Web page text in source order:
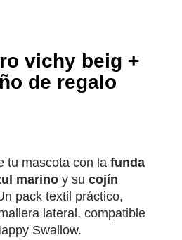
vichy beig +
de regalo
tu mascota con la funda
marino y su cojín
pack textil práctico,
lateral, compatible
Swallow.